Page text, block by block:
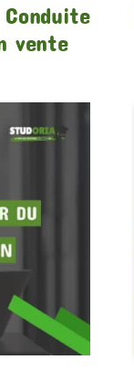
vente